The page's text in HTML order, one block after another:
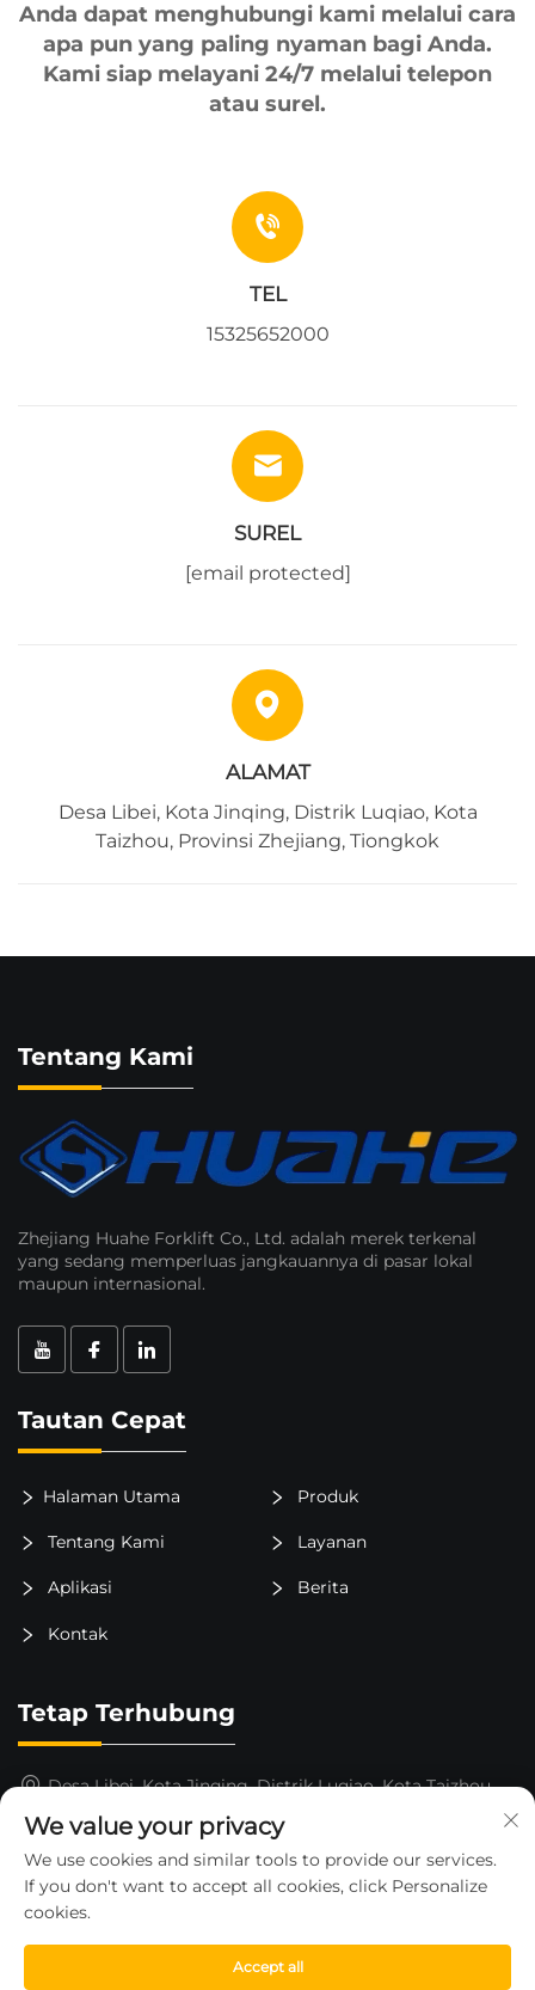
Anda dapat menghubungi kami melalui cara
apa pun yang paling nyaman bagi Anda.
Kami siap melayani 24/7 melalui telepon
atau surel.
TEL
15325652000
SUREL
[email protected]
ALAMAT
Desa Libei, Kota Jinqing, Distrik Luqiao, Kota
Taizhou, Provinsi Zhejiang, Tiongkok
Tentang Kami
Zhejiang Huahe Forklift Co., Ltd. adalah merek terkenal
yang sedang memperluas jangkauannya di pasar lokal
maupun internasional.
Tautan Cepat
Halaman Utama Produk
Tentang Kami Layanan
Aplikasi Berita
Kontak
Tetap Terhubung
Desa Libei, Kota Jinqing, Distrik Luqiao, Kota Taizhou,
15325652000
[email protected]
We value your privacy
We use cookies and similar tools to provide our services.
If you don't want to accept all cookies, click Personalize
cookies.
Accept all